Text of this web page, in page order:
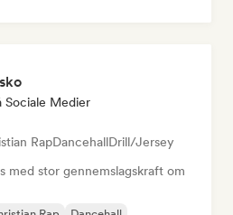
Sociale Medier
RapDancehallDrill/Jersey
med stor gennemslagskraft om